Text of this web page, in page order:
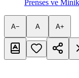
Prenses ve
A− A A+